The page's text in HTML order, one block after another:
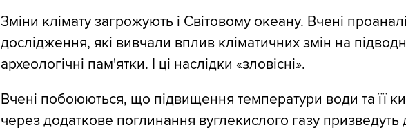
Зміни клімату загрожують і Світовому океану. Вчені
дослідження, які вивчали вплив кліматичних змін на
археологічні пам'ятки. І ці наслідки «зловісні».
Вчені побоюються, що підвищення температури води та її
через додаткове поглинання вуглекислого газу призведуть